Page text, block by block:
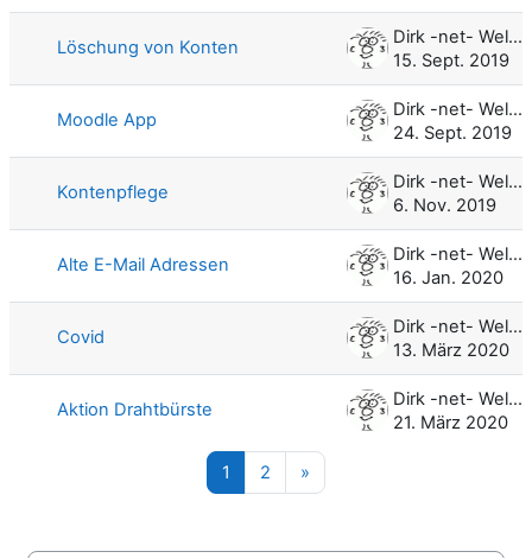
Löschung von Konten
Dirk -net- Weller
15. Sept. 2019
Moodle App
Dirk -net- Weller
24. Sept. 2019
Kontenpflege
Dirk -net- Weller
6. Nov. 2019
Alte E-Mail Adressen
Dirk -net- Weller
16. Jan. 2020
Covid
Dirk -net- Weller
13. März 2020
Aktion Drahtbürste
Dirk -net- Weller
21. März 2020
1 Seite 1
2 Seite 2
»